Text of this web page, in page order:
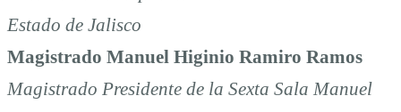
Estado de Jalisco
Magistrado Manuel Higinio Ramiro Ramos
Magistrado Presidente de la Sexta Sala Manuel